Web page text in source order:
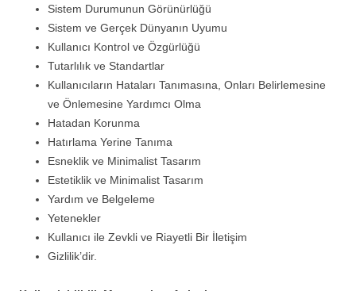
Sistem Durumunun Görünürlüğü
Sistem ve Gerçek Dünyanın Uyumu
Kullanıcı Kontrol ve Özgürlüğü
Tutarlılık ve Standartlar
Kullanıcıların Hataları Tanımasına, Onları Belirlemesine
ve Önlemesine Yardımcı Olma
Hatadan Korunma
Hatırlama Yerine Tanıma
Esneklik ve Minimalist Tasarım
Estetiklik ve Minimalist Tasarım
Yardım ve Belgeleme
Yetenekler
Kullanıcı ile Zevkli ve Riayetli Bir İletişim
Gizlilik’dir.